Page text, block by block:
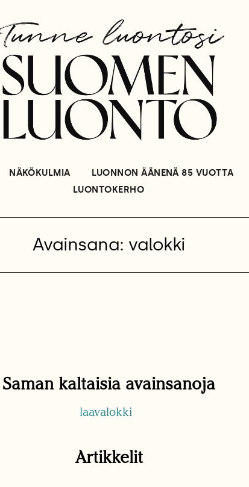
NÄKÖKULMIA LUONNON ÄÄNENÄ 85 VUOTTA
LUONTOKERHO
Avainsana: valokki
Saman kaltaisia avainsanoja
laavalokki
Artikkelit